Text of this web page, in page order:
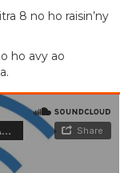
8 no ho raisin’ny
ho avy ao